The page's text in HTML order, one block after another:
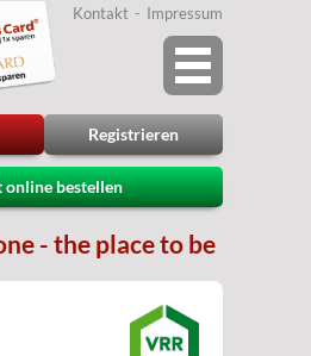
Registrieren
Kontakt Impressum
online bestellen
- the place to be